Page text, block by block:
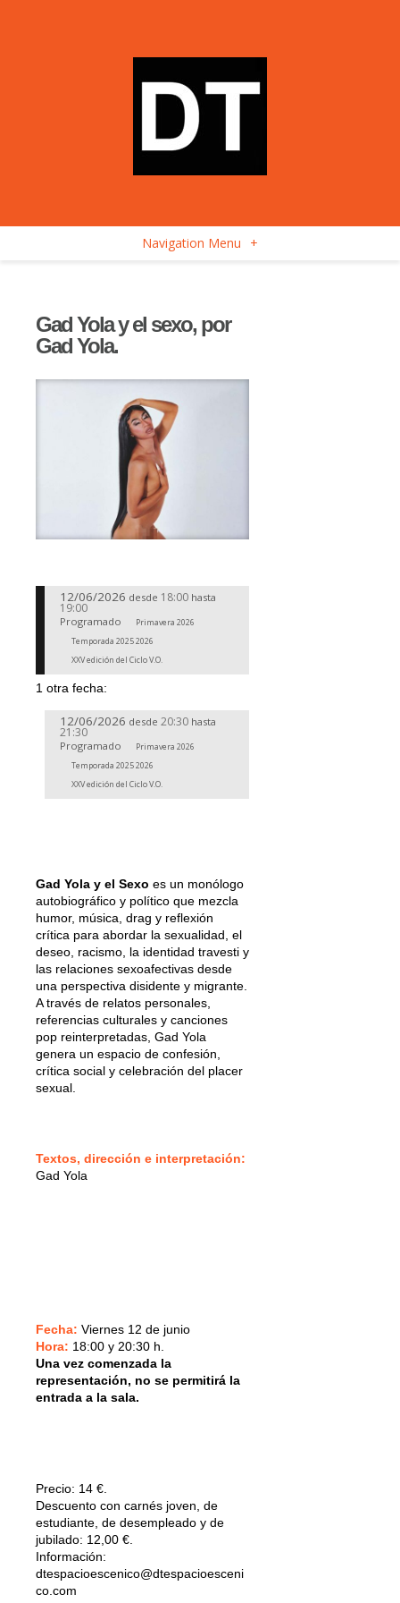
Navigation Menu +
Gad Yola y el sexo, por
Gad Yola.
12/06/2026 desde 18:00 hasta
19:00
Programado
Primavera 2026
Temporada 2025 2026
XXV edición del Ciclo V.O.
1 otra fecha:
12/06/2026 desde 20:30 hasta
21:30
Programado
Primavera 2026
Temporada 2025 2026
XXV edición del Ciclo V.O.
Gad Yola y el Sexo es un monólogo
autobiográfico y político que mezcla
humor, música, drag y reflexión
crítica para abordar la sexualidad, el
deseo, racismo, la identidad travesti y
las relaciones sexoafectivas desde
una perspectiva disidente y migrante.
A través de relatos personales,
referencias culturales y canciones
pop reinterpretadas, Gad Yola
genera un espacio de confesión,
crítica social y celebración del placer
sexual.
Textos, dirección e interpretación:
Gad Yola
Fecha: Viernes 12 de junio
Hora: 18:00 y 20:30 h.
Una vez comenzada la
representación, no se permitirá la
entrada a la sala.
Precio: 14 €.
Descuento con carnés joven, de
estudiante, de desempleado y de
jubilado: 12,00 €.
Información:
dtespacioescenico@dtespacioesceni
co.com